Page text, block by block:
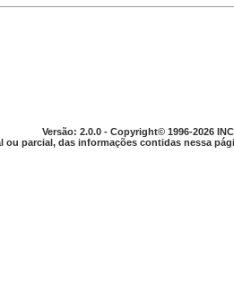
Versão: 2.0.0 - Copyright© 1996-2026
ou parcial, das informações contidas nessa